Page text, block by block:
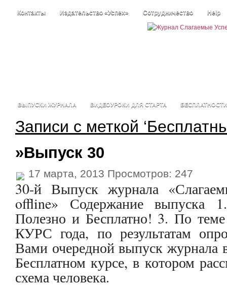
Контакты Издательство «Успех» Сотрудничество Help
ВЫПУСКИ ЖУРНАЛА ВИДЕОУРОКИ ДЛЯ СТАРТА БЕСПЛАТНОСТИ
Записи с меткой
»Выпуск 30
17 марта, 2013 Просмотров: 247
30-й Выпуск журнала
offline» Содержание выпуска
Полезно и Бесплатно! 3. По
КУРС года, по результатам
Вами очередной выпуск журнала
Бесплатном курсе, в котором
схема человека.